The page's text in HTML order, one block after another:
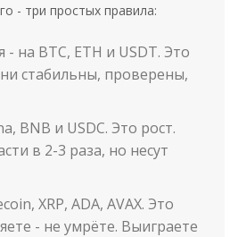
- три простых правила:
- на BTC, ETH и USDT. Это
стабильны, проверены,
BNB и USDC. Это рост.
в 2-3 раза, но несут
XRP, ADA, AVAX. Это
- не умрёте. Выиграете